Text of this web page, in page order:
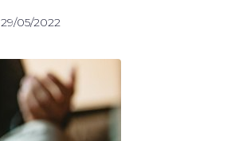
29/05/2022